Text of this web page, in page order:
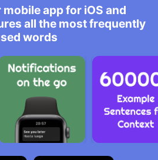
app for iOS and
all the most frequently
words